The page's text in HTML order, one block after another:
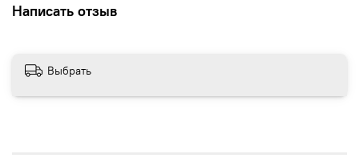
Написать отзыв
Выбрать